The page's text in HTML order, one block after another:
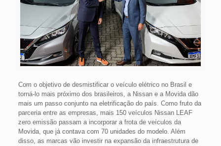
Com o objetivo de desmistificar o veículo elétrico no Brasil e
torná-lo mais próximo dos brasileiros, a Nissan e a Movida dão
mais um passo conjunto na eletrificação do país. Como fruto da
parceria entre as empresas, mais 150 veículos Nissan LEAF
zero emissão passam a incorporar a frota de veículos da
Movida, que já contava com 70 unidades do modelo. Além
disso, as marcas vão investir na expansão da infraestrutura de